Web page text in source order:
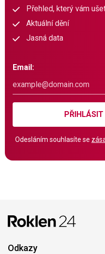
Přehled, který vám
Aktuální dění
Jasná data
Email:
PŘIHLÁSIT
Odesláním souhlasíte se
Odkazy